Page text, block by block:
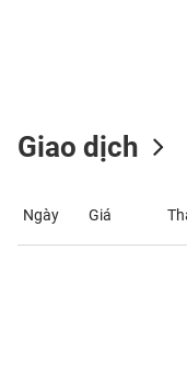
Giao dịch
Ngày Giá
CÁ
NHÂN